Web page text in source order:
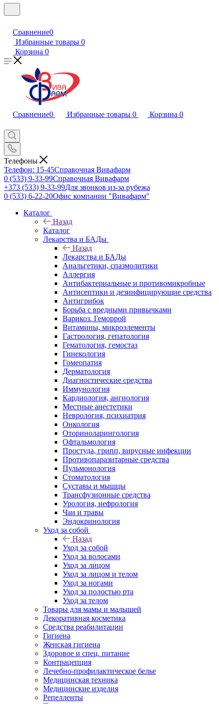
Сравнение0
Избранные товары 0
Корзина 0
Сравнение0 Избранные товары 0 Корзина 0
Телефоны
Телефон: 15-45Справочная Вивафарм
0 (533) 9-33-99Справочная Вивафарм
+373 (533) 9-33-99Для звонков из-за рубежа
0 (533) 6-22-20Офис компании "Вивафарм"
Каталог
Назад
Каталог
Лекарства и БАДы
Назад
Лекарства и БАДы
Анальгетики, спазмолитики
Аллергия
Антибактериальные и противомикробные
Антисептики и дезинфицирующие средства
Антигрибок
Борьба с вредными привычками
Варикоз. Геморрой
Витамины, микроэлементы
Гастрология, гепатология
Гематология, гемостаз
Гинекология
Гомеопатия
Дерматология
Диагностические средства
Иммунология
Кардиология, ангиология
Местные анестетики
Неврология, психиатрия
Онкология
Оториноларингология
Офтальмология
Простуда, грипп, вирусные инфекции
Противопаразитарные средства
Пульмонология
Стоматология
Суставы и мышцы
Трансфузионные средства
Урология, нефрология
Чаи и травы
Эндокринология
Уход за собой
Назад
Уход за собой
Уход за волосами
Уход за лицом
Уход за лицом и телом
Уход за ногами
Уход за полостью рта
Уход за телом
Товары для мамы и малышей
Декоративная косметика
Средства реабилитации
Гигиена
Женская гигиена
Здоровое и спец. питание
Контрацепция
Лечебно-профилактическое белье
Медицинская техника
Медицинские изделия
Репелленты